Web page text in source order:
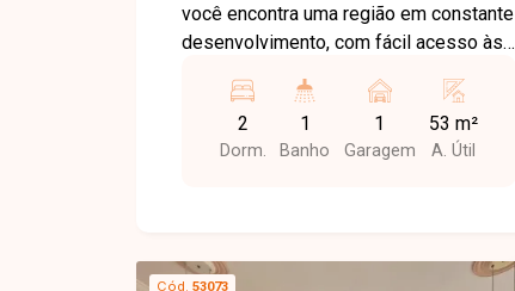
você encontra uma região em constante
desenvolvimento, com fácil acesso às
com supermercados, escolas,
farmácias e diversos comércios,
proporcionando praticidade e qualidade
sala, cozinha com armários planejados,
2
Dorm.
1
Banho
1
Garagem
53 m²
A. Útil
Cód. 53073